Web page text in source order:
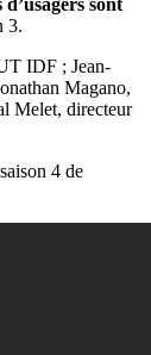
3.
IDF ; Jean-
Magano,
Melet, directeur
4 de